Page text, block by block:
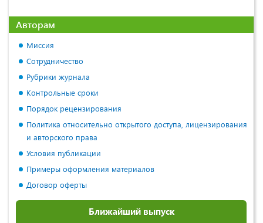
Авторам
Миссия
Сотрудничество
Рубрики журнала
Контрольные сроки
Порядок рецензирования
Политика относительно открытого доступа, лицензирования
и авторского права
Условия публикации
Примеры оформления материалов
Договор оферты
Ближайший выпуск